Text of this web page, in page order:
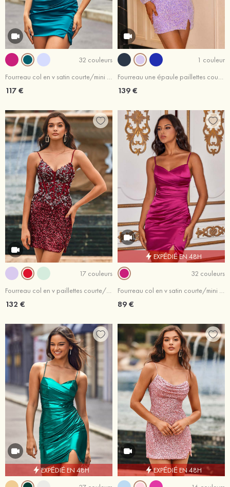
32 couleurs
Fourreau col en v satin courte/mini robe de fête de la rentrée
117 €
1 couleur
Fourreau une épaule paillettes courte/mini robe de fête de la rentrée
139 €
17 couleurs
Fourreau col en v paillettes courte/mini robe de fête de la rentrée
132 €
EXPÉDIÉ EN 48H
32 couleurs
Fourreau col en v satin courte/mini robe de fête de la rentrée
89 €
EXPÉDIÉ EN 48H
EXPÉDIÉ EN 48H